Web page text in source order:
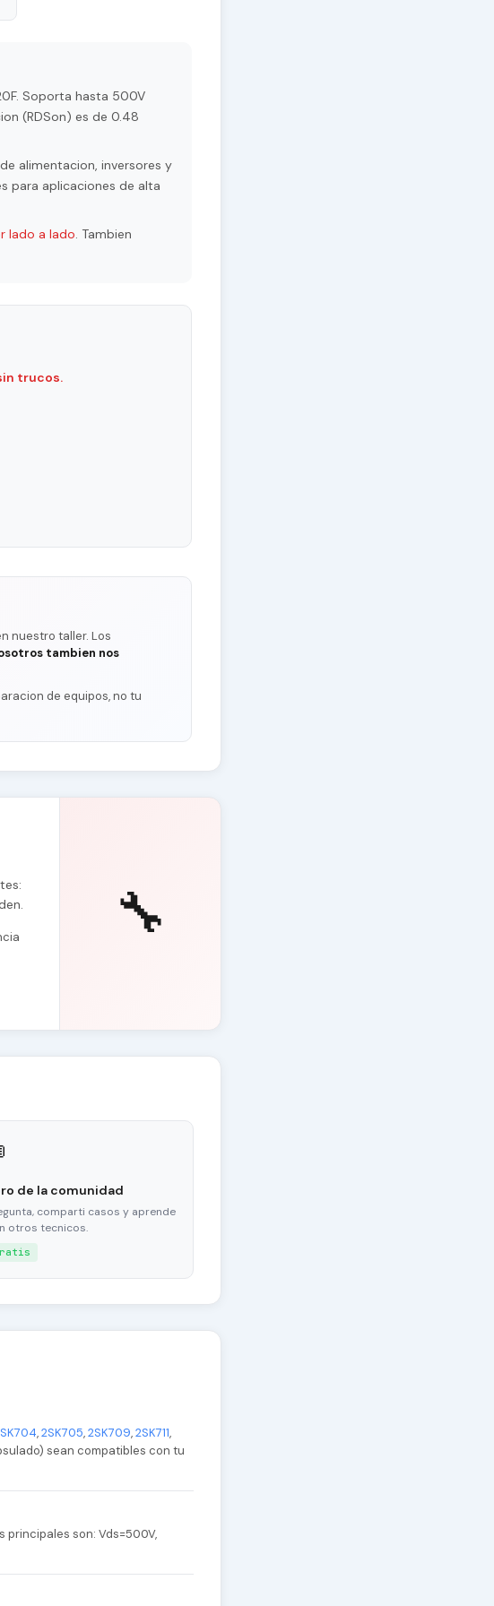
Soporta hasta 500V
(RDSon) es de 0.48
alimentacion, inversores y
para aplicaciones de alta
lado a lado. Tambien
trucos.
nuestro taller. Los
tambien nos
de equipos, no tu
🔧
de la comunidad
comparti casos y aprende
otros tecnicos.
,2SK705,2SK709,2SK711,
sean compatibles con tu
principales son: Vds=500V,